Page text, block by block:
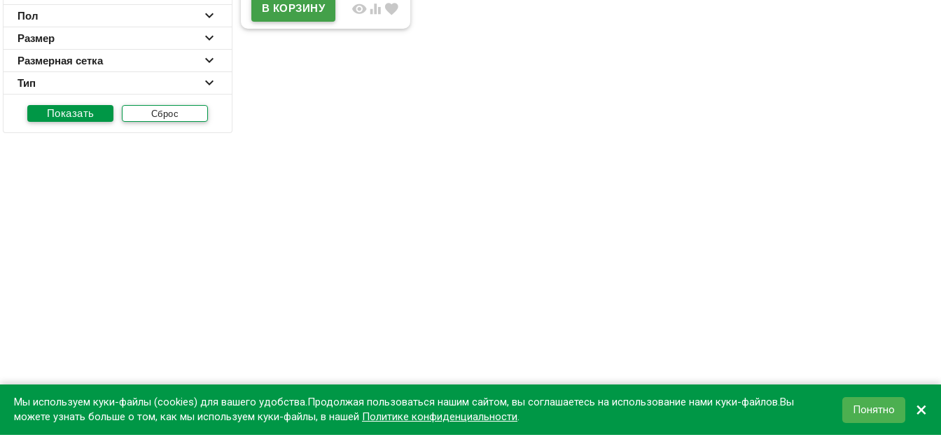
Пол
Размер
Размерная сетка
Тип
Сброс
visibility equalizer favorite
Установите наше приложение, чтобы делать покупки удобнее!
Мы используем куки-файлы (cookies) для вашего удобства.Продолжая пользоваться нашим сайтом, вы соглашаетесь на использование нами куки-файлов.Вы
можете узнать больше о том, как мы используем куки-файлы, в нашей Политике конфиденциальности.
Понятно ×